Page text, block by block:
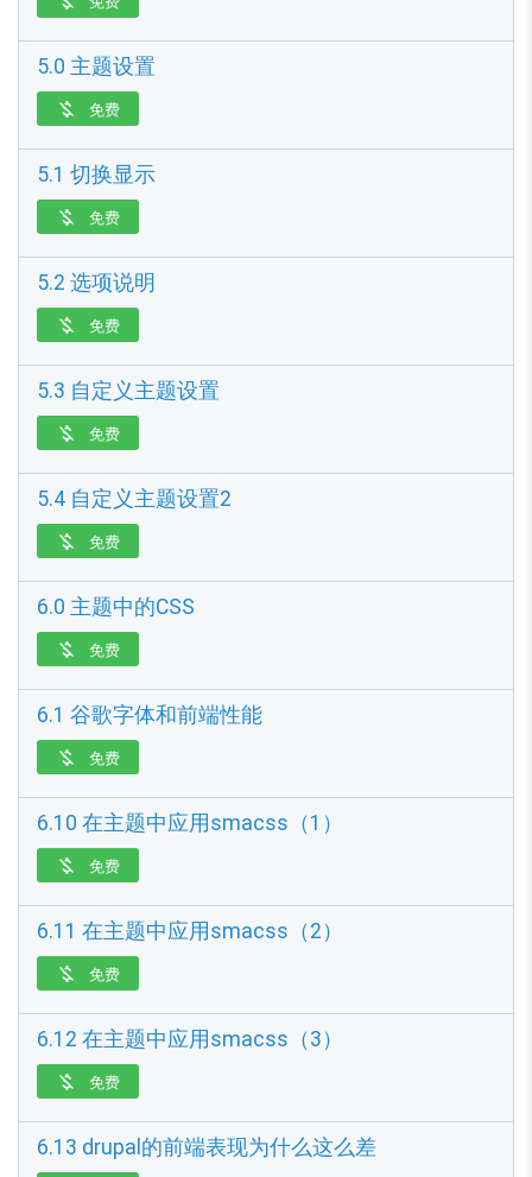
5.0 主题设置
 免费
5.1 切换显示
 免费
5.2 选项说明
 免费
5.3 自定义主题设置
 免费
5.4 自定义主题设置2
 免费
6.0 主题中的CSS
 免费
6.1 谷歌字体和前端性能
 免费
6.10 在主题中应用smacss（1）
 免费
6.11 在主题中应用smacss（2）
 免费
6.12 在主题中应用smacss（3）
 免费
6.13 drupal的前端表现为什么这么差